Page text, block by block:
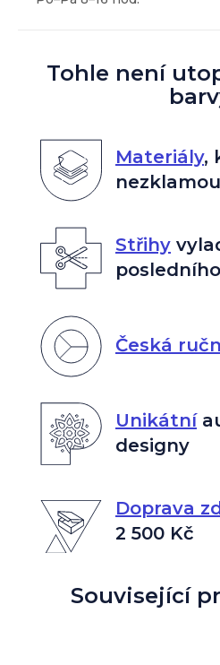
Tohle není
Materiály,
nezklamou
Střihy
Česká
Unikátní
designy
Doprava
2 500 Kč
Související